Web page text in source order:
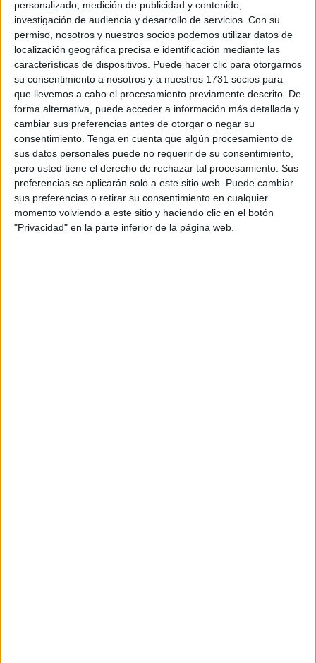
personalizado, medición de publicidad y contenido,
investigación de audiencia y desarrollo de servicios. Con su
permiso, nosotros y nuestros socios podemos utilizar datos de
localización geográfica precisa e identificación mediante las
características de dispositivos. Puede hacer clic para otorgarnos
su consentimiento a nosotros y a nuestros 1731 socios para
que llevemos a cabo el procesamiento previamente descrito. De
forma alternativa, puede acceder a información más detallada y
cambiar sus preferencias antes de otorgar o negar su
consentimiento. Tenga en cuenta que algún procesamiento de
sus datos personales puede no requerir de su consentimiento,
pero usted tiene el derecho de rechazar tal procesamiento. Sus
preferencias se aplicarán solo a este sitio web. Puede cambiar
sus preferencias o retirar su consentimiento en cualquier
momento volviendo a este sitio y haciendo clic en el botón
"Privacidad" en la parte inferior de la página web.
A hombros, el ataúd ha sido portado desde la vivienda
familiar en el Edificio Presidente hasta la mezquita deSidi
Embarekpara el rezo. Pasadas las cuatro de la tarde, han
marchado rumbo a la barriada deHadúsubiendo la cuesta
del estadioAlfonso Murube, pasando por la
Comandancia de laGuardia Civily Los Rosales hasta
llegar al templo.
Durante el camino por la carretera los vehículos detenían
su marcha o se apartaban para permitir que el acto se
desarrollara sin problemas. Todos mostraban su respeto
hacia esta despedida tan dolorosa.